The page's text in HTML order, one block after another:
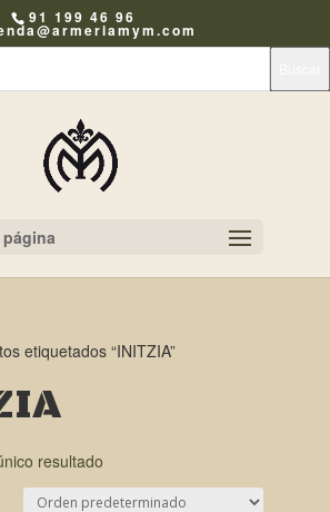
91 199 46 96
etiquetados “INITZIA”
resultado